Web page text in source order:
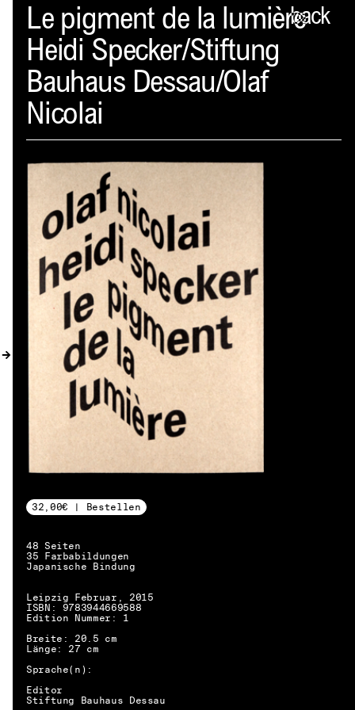
back
Spector
PROFIL
AKTUELLES
INDEX
WARENKORB (0)
VERLAGSVORSCHAU
DISTRIBUTION
KONTAKT
KUNDENKONTO
DE → EN
Le pigment de la lumière
Heidi Specker/Stiftung
Bauhaus Dessau/Olaf
Nicolai
32,00€ | Bestellen
48 Seiten
35 Farbabildungen
Japanische Bindung
Leipzig Februar, 2015
ISBN: 9783944669588
Edition Nummer: 1
Breite: 20.5 cm
Länge: 27 cm
Sprache(n):
Editor
Stiftung Bauhaus Dessau